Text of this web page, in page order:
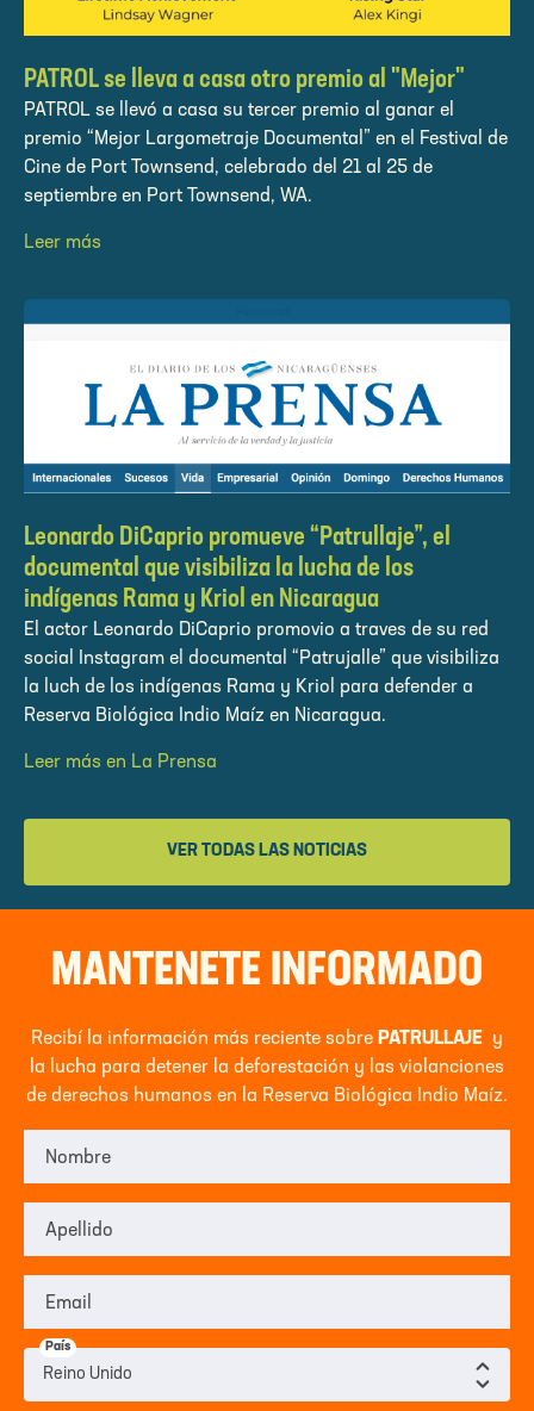
PATROL se lleva a casa otro premio al "Mejor"
PATROL se llevó a casa su tercer premio al ganar el
premio “Mejor Largometraje Documental” en el Festival de
Cine de Port Townsend, celebrado del 21 al 25 de
septiembre en Port Townsend, WA.
Leer más
Leonardo DiCaprio promueve “Patrullaje”, el
documental que visibiliza la lucha de los
indígenas Rama y Kriol en Nicaragua
El actor Leonardo DiCaprio promovio a traves de su red
social Instagram el documental “Patrujalle” que visibiliza
la luch de los indígenas Rama y Kriol para defender a
Reserva Biológica Indio Maíz en Nicaragua.
Leer más en La Prensa
VER TODAS LAS NOTICIAS
MANTENETE INFORMADO
Recibí la información más reciente sobre PATRULLAJE y
la lucha para detener la deforestación y las violanciones
de derechos humanos en la Reserva Biológica Indio Maíz.
Nombre
Apellido
Email
País